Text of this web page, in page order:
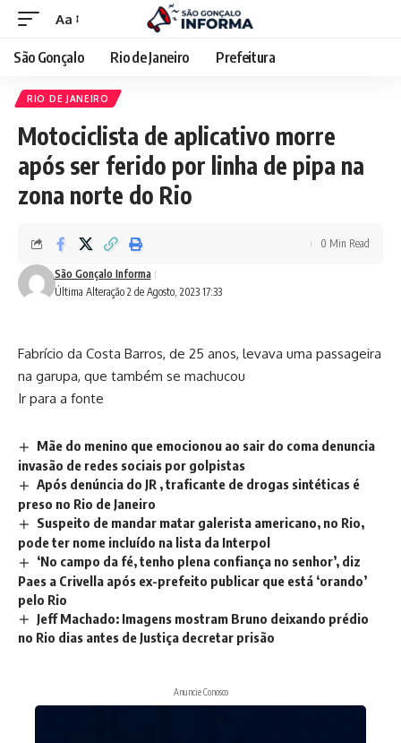
Aa
São Gonçalo Rio de Janeiro Prefeitura
RIO DE JANEIRO
Motociclista de aplicativo morre
após ser ferido por linha de pipa na
zona norte do Rio
Última Alteração 2 de Agosto, 2023 17:33
São Gonçalo Informa
0 Min Read
Fabrício da Costa Barros, de 25 anos, levava uma passageira
na garupa, que também se machucou
Ir para a fonte
Mãe do menino que emocionou ao sair do coma denuncia
invasão de redes sociais por golpistas
Após denúncia do JR , traficante de drogas sintéticas é
preso no Rio de Janeiro
Suspeito de mandar matar galerista americano, no Rio,
pode ter nome incluído na lista da Interpol
‘No campo da fé, tenho plena confiança no senhor’, diz
Paes a Crivella após ex-prefeito publicar que está ‘orando’
pelo Rio
Jeff Machado: Imagens mostram Bruno deixando prédio
no Rio dias antes de Justiça decretar prisão
Anuncie Conosco